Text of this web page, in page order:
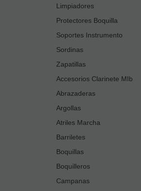
Limpiadores
Protectores Boquilla
Soportes Instrumento
Sordinas
Zapatillas
Accesorios Clarinete MIb
Abrazaderas
Argollas
Atriles Marcha
Barriletes
Boquillas
Boquilleros
Campanas